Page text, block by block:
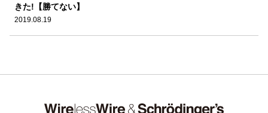
きた!【勝てない】
2019.08.19